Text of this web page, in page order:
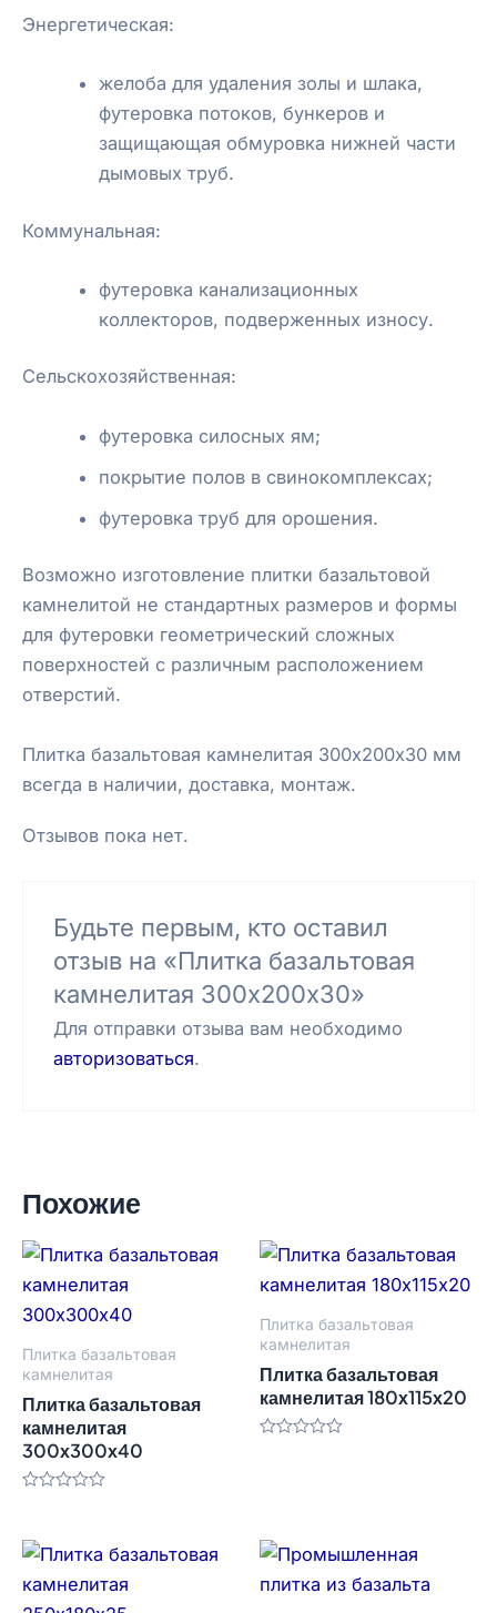
Энергетическая:
желоба для удаления золы и шлака,
футеровка потоков, бункеров и
защищающая обмуровка нижней части
дымовых труб.
Коммунальная:
футеровка канализационных
коллекторов, подверженных износу.
Сельскохозяйственная:
футеровка силосных ям;
покрытие полов в свинокомплексах;
футеровка труб для орошения.
Возможно изготовление плитки базальтовой
камнелитой не стандартных размеров и формы
для футеровки геометрический сложных
поверхностей с различным расположением
отверстий.
Плитка базальтовая камнелитая 300х200х30 мм
всегда в наличии, доставка, монтаж.
Отзывов пока нет.
Будьте первым, кто оставил
отзыв на «Плитка базальтовая
камнелитая 300х200х30»
Для отправки отзыва вам необходимо
авторизоваться.
Похожие
Плитка базальтовая
камнелитая
Плитка базальтовая
камнелитая
300х300х40
5
Плитка базальтовая
камнелитая
Плитка базальтовая
камнелитая 180х115х20